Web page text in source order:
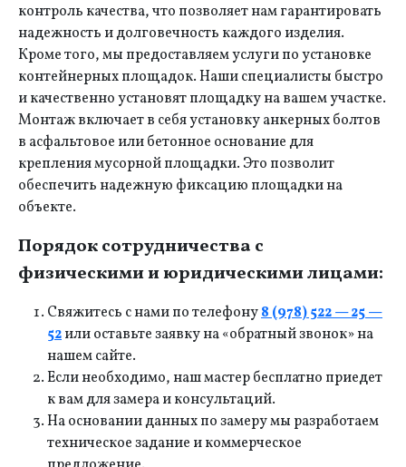
контроль качества, что позволяет нам гарантировать
надежность и долговечность каждого изделия.
Кроме того, мы предоставляем услуги по установке
контейнерных площадок. Наши специалисты быстро
и качественно установят площадку на вашем участке.
Монтаж включает в себя установку анкерных болтов
в асфальтовое или бетонное основание для
крепления мусорной площадки. Это позволит
обеспечить надежную фиксацию площадки на
объекте.
Порядок сотрудничества с
физическими и юридическими лицами:
Свяжитесь с нами по телефону8 (978) 522 — 25 —
52или оставьте заявку на «обратный звонок» на
нашем сайте.
Если необходимо, наш мастер бесплатно приедет
к вам для замера и консультаций.
На основании данных по замеру мы разработаем
техническое задание и коммерческое